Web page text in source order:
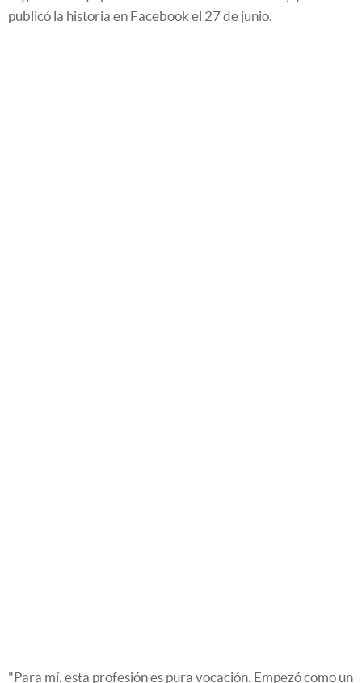
publicó la historia en Facebook el 27 de junio.
"Para mí, esta profesión es pura vocación. Empezó como un